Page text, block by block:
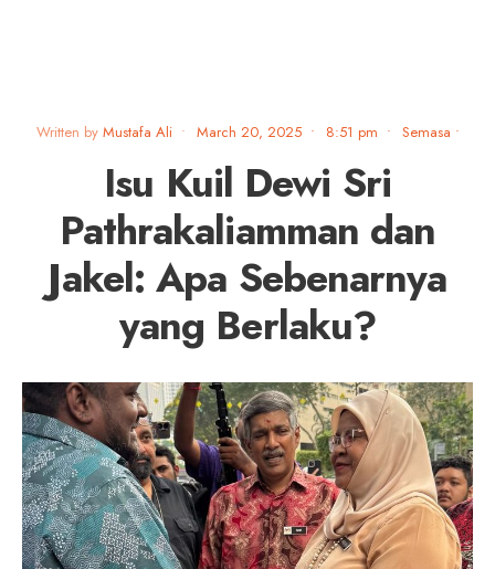
Written by Mustafa Ali • March 20, 2025 • 8:51 pm • Semasa •
Isu Kuil Dewi Sri
Pathrakaliamman dan
Jakel: Apa Sebenarnya
yang Berlaku?